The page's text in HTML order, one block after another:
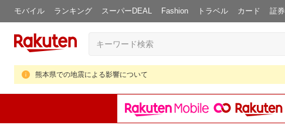
モバイル ランキング スーパーDEAL Fashion トラベル カード 証券
熊本県での地震による影響について